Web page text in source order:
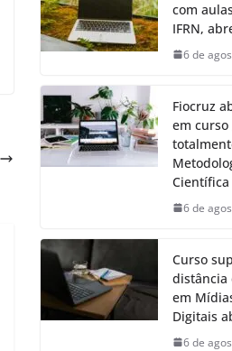
com
IFRN,
6 de
Fiocruz
em
Científica
6 de
Curso
distância
em
Digitais
6 de